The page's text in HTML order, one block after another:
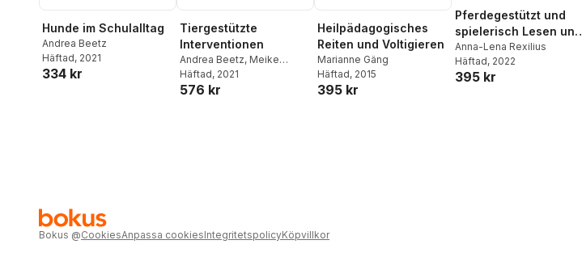
Hunde im Schulalltag
Andrea Beetz
Häftad, 2021
334 kr
Tiergestützte
Interventionen
Andrea Beetz, Meike
Riedel, Rainer Wohlfarth
Häftad, 2021
576 kr
Heilpädagogisches
Reiten und Voltigieren
Marianne Gäng
Häftad, 2015
395 kr
Pferdegestützt und
spielerisch Lesen und
Schreiben fördern
Anna-Lena Rexilius
Häftad, 2022
395 kr
Bokus @CookiesAnpassa cookiesIntegritetspolicyKöpvillkor